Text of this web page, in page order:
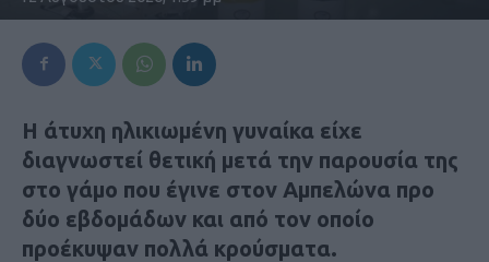
Η άτυχη ηλικιωμένη γυναίκα είχε
διαγνωστεί θετική μετά την παρουσία της
στο γάμο που έγινε στον Αμπελώνα προ
δύο εβδομάδων και από τον οποίο
προέκυψαν πολλά κρούσματα.